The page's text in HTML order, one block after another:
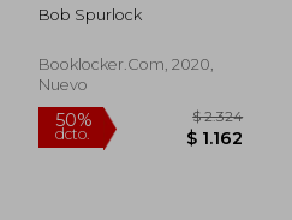
Bob Spurlock
Booklocker.Com, 2020,
Nuevo